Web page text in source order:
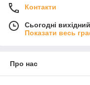
Контакти
Сьогодні вихідний
Показати весь
Про нас